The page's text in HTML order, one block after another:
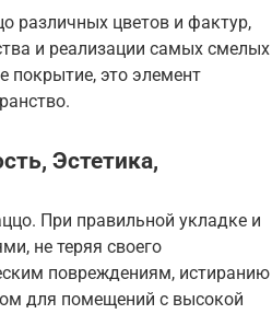
различных цветов и фактур,
и реализации самых смелых
покрытие, это элемент
Эстетика,
При правильной укладке и
не теряя своего
повреждениям, истиранию
для помещений с высокой